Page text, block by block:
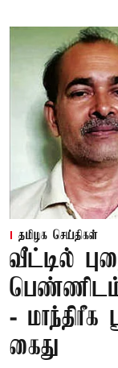
தமிழக செய்திகள்
வீட்டில்
பெண்ணிடம்
-
கைது